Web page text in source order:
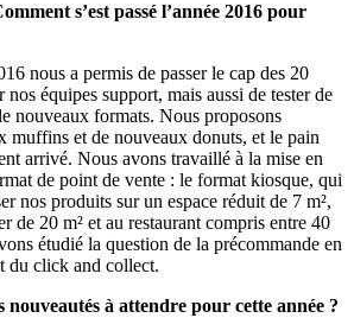
s’est passé l’année 2016 pour
nous a permis de passer le cap des 20
équipes support, mais aussi de tester de
nouveaux formats. Nous proposons
muffins et de nouveaux donuts, et le pain
arrivé. Nous avons travaillé à la mise en
de point de vente : le format kiosque, qui
nos produits sur un espace réduit de 7 m²,
de 20 m² et au restaurant compris entre 40
étudié la question de la précommande en
du click and collect.
nouveautés à attendre pour cette année ?